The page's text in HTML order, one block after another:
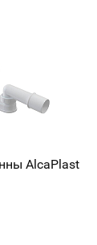
AlcaPlast